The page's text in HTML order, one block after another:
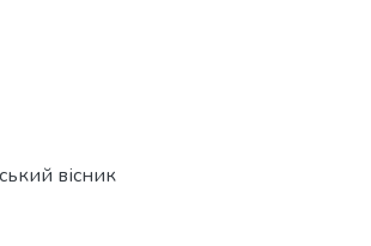
вісник